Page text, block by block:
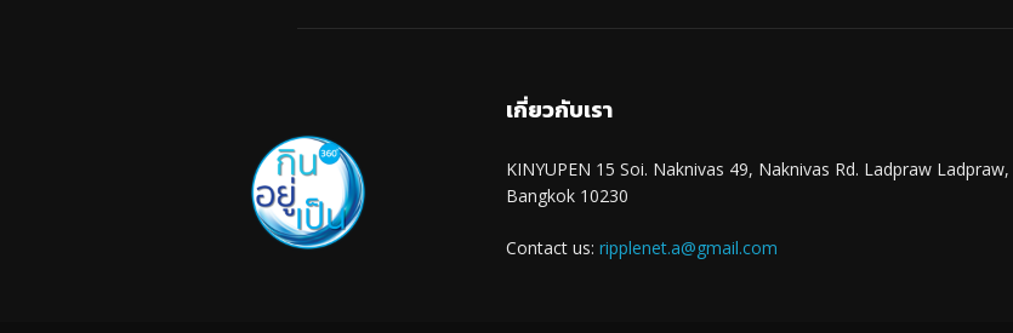
เกี่ยวกับเรา
KINYUPEN 15 Soi. Naknivas 49, Naknivas Rd. Ladpraw Ladpraw,
Bangkok 10230
Contact us: ripplenet.a@gmail.com